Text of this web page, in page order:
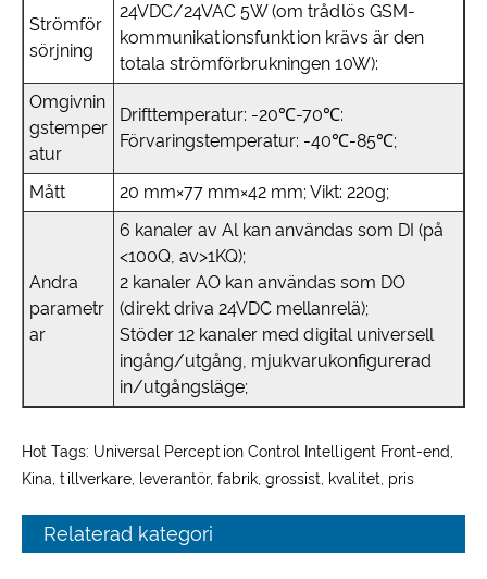
Strömför
sörjning
24VDC/24VAC 5W (om trådlös GSM-
kommunikationsfunktion krävs är den
totala strömförbrukningen 10W):
Omgivnin
gstemper
atur
Drifttemperatur: -20℃-70℃:
Förvaringstemperatur: -40℃-85℃;
Mått 20 mm×77 mm×42 mm; Vikt: 220g;
Andra
parametr
ar
6 kanaler av Al kan användas som DI (på
<100Q, av>1KQ);
2 kanaler AO kan användas som DO
(direkt driva 24VDC mellanrelä);
Stöder 12 kanaler med digital universell
ingång/utgång, mjukvarukonfigurerad
in/utgångsläge;
Hot Tags: Universal Perception Control Intelligent Front-end,
Kina, tillverkare, leverantör, fabrik, grossist, kvalitet, pris
Relaterad kategori